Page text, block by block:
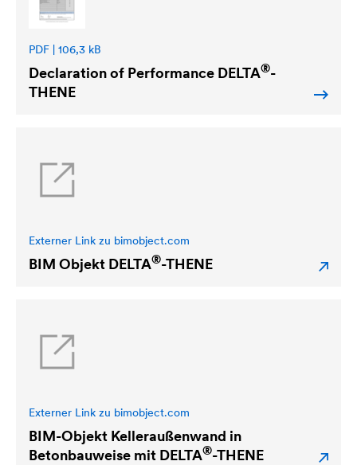
PDF | 106,3 kB
Declaration of Performance DELTA®-
THENE
Externer Link zu bimobject.com
BIM Objekt DELTA®-THENE
Externer Link zu bimobject.com
BIM-Objekt Kelleraußenwand in
Betonbauweise mit DELTA®-THENE